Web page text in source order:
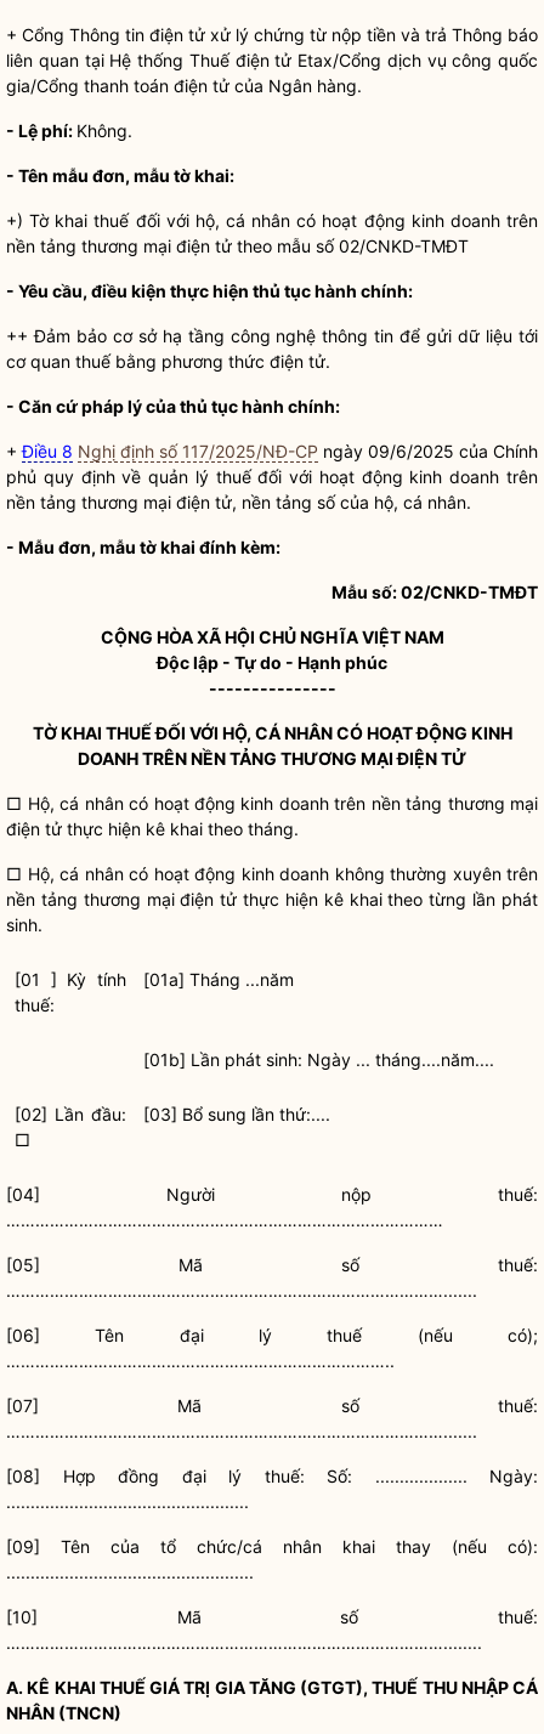
+ Cổng Thông tin điện tử xử lý chứng từ nộp tiền và trả Thông báo
liên quan tại Hệ thống Thuế điện tử Etax/Cổng dịch vụ công quốc
gia/Cổng thanh toán điện tử của Ngân hàng.
- Lệ phí: Không.
- Tên mẫu đơn, mẫu tờ khai:
+) Tờ khai thuế đối với hộ, cá nhân có hoạt động kinh doanh trên
nền tảng thương mại điện tử theo mẫu số 02/CNKD-TMĐT
- Yêu cầu, điều kiện thực hiện thủ tục hành chính:
++ Đảm bảo cơ sở hạ tầng công nghệ thông tin để gửi dữ liệu tới
cơ quan thuế bằng phương thức điện tử.
- Căn cứ pháp lý củathủ tục hành chính:
+Điều 8 Nghị định số 117/2025/NĐ-CP ngày 09/6/2025 của Chính
phủ quy định về quản lý thuế đối với hoạt động kinh doanh trên
nền tảng thương mại điện tử, nền tảng số của hộ, cá nhân.
- Mẫu đơn, mẫu tờ khai đính kèm:
Mẫu số: 02/CNKD-TMĐT
CỘNG HÒA XÃ HỘI CHỦ NGHĨA VIỆT NAM
Độc lập - Tự do - Hạnh phúc
---------------
TỜ KHAI THUẾ ĐỐI VỚI HỘ, CÁ NHÂN CÓ HOẠT ĐỘNG KINH
DOANH TRÊN NỀN TẢNG THƯƠNG MẠI ĐIỆN TỬ
□ Hộ, cá nhân có hoạt động kinh doanh trên nền tảng thương mại
điện tử thực hiện kê khai theo tháng.
□ Hộ, cá nhân có hoạt động kinh doanh không thường xuyên trên
nền tảng thương mại điện tử thực hiện kê khai theo từng lần phát
sinh.
[01 ] Kỳ tính
thuế:
[01a] Tháng ...năm
[01b] Lần phát sinh: Ngày ... tháng....năm....
[02] Lần đầu:
□
[03] Bổ sung lần thứ:....
[04] Người nộp thuế:
………………………………………………………………………………
[05] Mã số thuế:
……………………………………………………………………………….......
[06] Tên đại lý thuế (nếu có);
……………………………………………………………………..
[07] Mã số thuế:
……………………………………………………………………………….......
[08] Hợp đồng đại lý thuế: Số: ................... Ngày:
..................................................
[09] Tên của tổ chức/cá nhân khai thay (nếu có):
...................................................
[10] Mã số thuế:
………………………………………………………………………………........
A. KÊ KHAI THUẾ GIÁ TRỊ GIA TĂNG (GTGT), THUẾ THU NHẬP CÁ
NHÂN (TNCN)